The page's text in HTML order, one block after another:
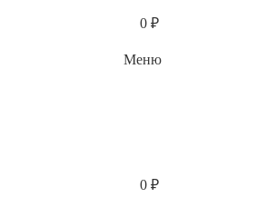
0 ₽
Меню
0 ₽